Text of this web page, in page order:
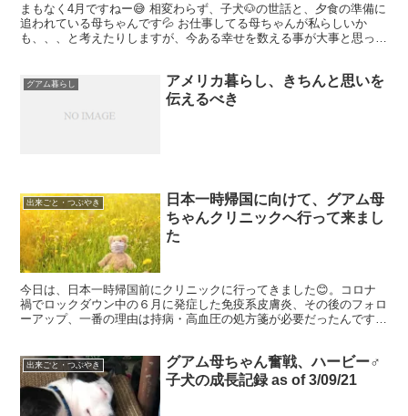
まもなく4月ですねー😅 相変わらず、子犬🐶の世話と、夕食の準備に
追われている母ちゃんです💦 お仕事してる母ちゃんが私らしいか
も、、、と考えたりしますが、今ある幸せを数える事が大事と思って
グアム暮らし
アメリカ暮らし、きちんと思いを
伝えるべき
出来ごと・つぶやき
日本一時帰国に向けて、グアム母
ちゃんクリニックへ行って来まし
た
今日は、日本一時帰国前にクリニックに行ってきました😊。コロナ
禍でロックダウン中の６月に発症した免疫系皮膚炎、その後のフォロ
ーアップ、一番の理由は持病・高血圧の処方箋が必要だったんです
出来ごと・つぶやき
グアム母ちゃん奮戦、ハービー♂
子犬の成長記録 as of 3/09/21